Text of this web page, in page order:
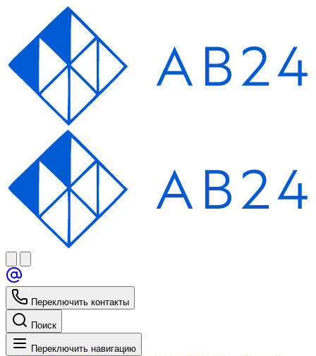
Переключить контакты
Поиск
Переключить навигацию